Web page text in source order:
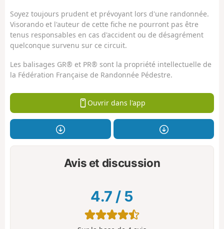
Soyez toujours prudent et prévoyant lors d'une randonnée.
Visorando et l'auteur de cette fiche ne pourront pas être
tenus responsables en cas d'accident ou de désagrément
quelconque survenu sur ce circuit.
Les balisages GR® et PR® sont la propriété intellectuelle de
la Fédération Française de Randonnée Pédestre.
Ouvrir dans l'app
Avis et discussion
4.7 / 5